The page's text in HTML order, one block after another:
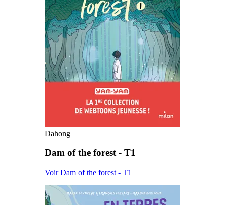
Dahong
Dam of the forest - T1
Voir Dam of the forest - T1